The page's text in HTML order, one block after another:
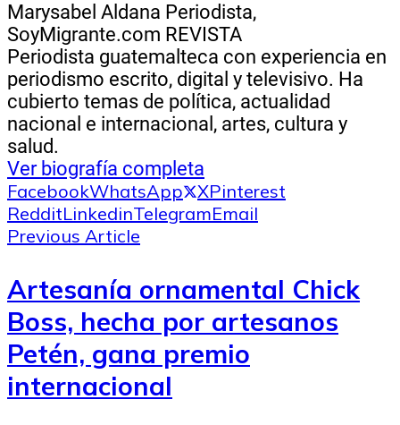
Marysabel Aldana Periodista,
SoyMigrante.com REVISTA
Periodista guatemalteca con experiencia en
periodismo escrito, digital y televisivo. Ha
cubierto temas de política, actualidad
nacional e internacional, artes, cultura y
salud.
Ver biografía completa
FacebookWhatsApp XPinterest
RedditLinkedinTelegramEmail
Previous Article
Artesanía ornamental Chick
Boss, hecha por artesanos
Petén, gana premio
internacional